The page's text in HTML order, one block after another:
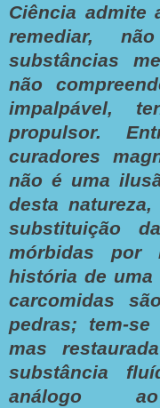
Ciência admite
remediar,
substâncias
não
impalpável,
propulsor.
curadores
não é uma
desta
substituição
mórbidas por
história de uma
carcomidas
pedras; tem-
mas
substância
análogo